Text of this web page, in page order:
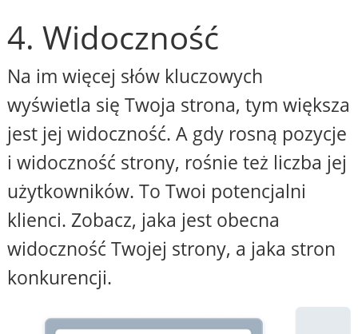
4. Widoczność
Na im więcej słów kluczowych
wyświetla się Twoja strona, tym większa
jest jej widoczność. A gdy rosną pozycje
i widoczność strony, rośnie też liczba jej
użytkowników. To Twoi potencjalni
klienci. Zobacz, jaka jest obecna
widoczność Twojej strony, a jaka stron
konkurencji.